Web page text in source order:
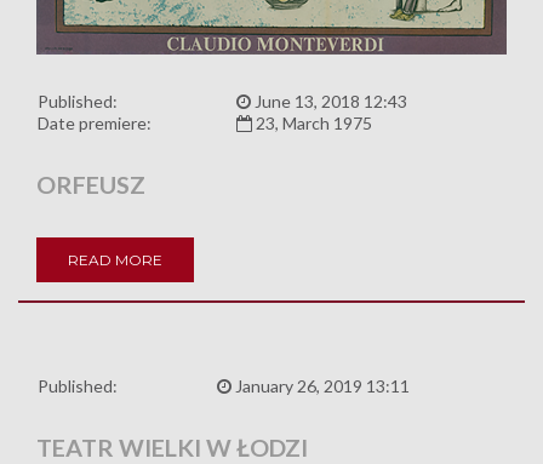
Published:
June 13, 2018 12:43
Date premiere:
23, March 1975
ORFEUSZ
READ MORE
Published: January 26, 2019 13:11
TEATR WIELKI W ŁODZI